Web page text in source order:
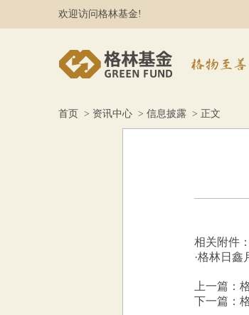
欢迎访问格林基金!
首页 > 资讯中心 > 信息披露 > 正文
相关附件：
·格林日鑫
上一篇：
下一篇：